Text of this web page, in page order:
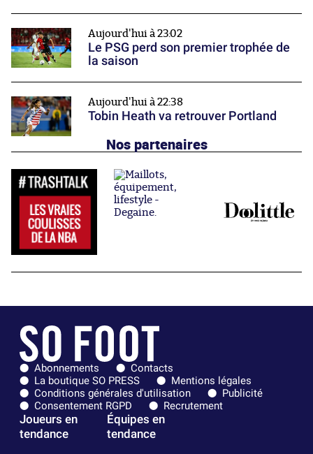
Aujourd'hui à 23:02
Le PSG perd son premier trophée de
la saison
Aujourd'hui à 22:38
Tobin Heath va retrouver Portland
Nos partenaires
Abonnements
Contacts
La boutique SO PRESS
Mentions légales
Conditions générales d'utilisation
Publicité
Consentement RGPD
Recrutement
Joueurs en
tendance
Équipes en
tendance